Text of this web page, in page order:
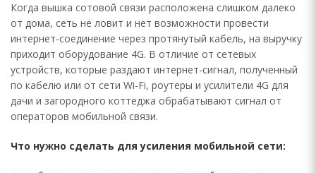
Когда вышка сотовой связи расположена слишком далеко
от дома, сеть не ловит и нет возможности провести
интернет-соединение через протянутый кабель, на выручку
приходит оборудование 4G. В отличие от сетевых
устройств, которые раздают интернет-сигнал, полученный
по кабелю или от сети Wi-Fi, роутеры и усилители 4G для
дачи и загородного коттеджа обрабатывают сигнал от
операторов мобильной связи.
Что нужно сделать для усиления мобильной сети: